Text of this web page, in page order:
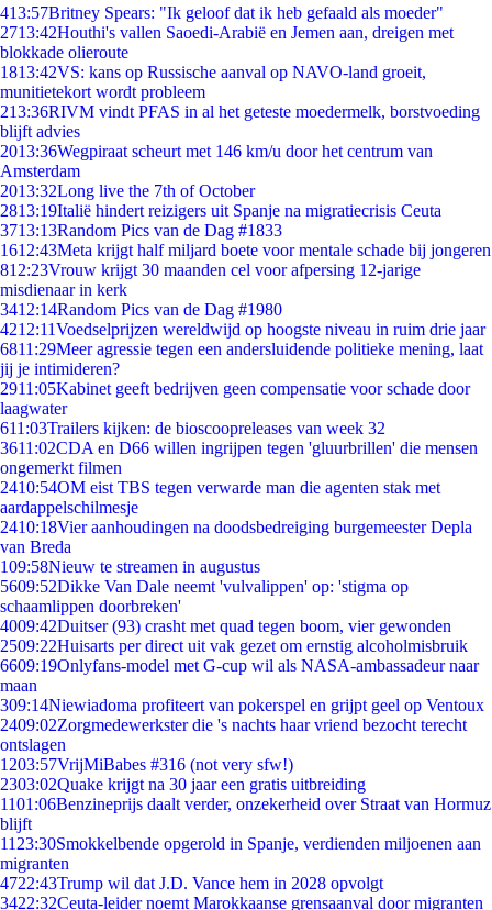
413:57Britney Spears: "Ik geloof dat ik heb gefaald als moeder"
2713:42Houthi's vallen Saoedi-Arabië en Jemen aan, dreigen met
blokkade olieroute
1813:42VS: kans op Russische aanval op NAVO-land groeit,
munitietekort wordt probleem
213:36RIVM vindt PFAS in al het geteste moedermelk, borstvoeding
blijft advies
2013:36Wegpiraat scheurt met 146 km/u door het centrum van
Amsterdam
2013:32Long live the 7th of October
2813:19Italië hindert reizigers uit Spanje na migratiecrisis Ceuta
3713:13Random Pics van de Dag #1833
1612:43Meta krijgt half miljard boete voor mentale schade bij jongeren
812:23Vrouw krijgt 30 maanden cel voor afpersing 12-jarige
misdienaar in kerk
3412:14Random Pics van de Dag #1980
4212:11Voedselprijzen wereldwijd op hoogste niveau in ruim drie jaar
6811:29Meer agressie tegen een andersluidende politieke mening, laat
jij je intimideren?
2911:05Kabinet geeft bedrijven geen compensatie voor schade door
laagwater
611:03Trailers kijken: de bioscoopreleases van week 32
3611:02CDA en D66 willen ingrijpen tegen 'gluurbrillen' die mensen
ongemerkt filmen
2410:54OM eist TBS tegen verwarde man die agenten stak met
aardappelschilmesje
2410:18Vier aanhoudingen na doodsbedreiging burgemeester Depla
van Breda
109:58Nieuw te streamen in augustus
5609:52Dikke Van Dale neemt 'vulvalippen' op: 'stigma op
schaamlippen doorbreken'
4009:42Duitser (93) crasht met quad tegen boom, vier gewonden
2509:22Huisarts per direct uit vak gezet om ernstig alcoholmisbruik
6609:19Onlyfans-model met G-cup wil als NASA-ambassadeur naar
maan
309:14Niewiadoma profiteert van pokerspel en grijpt geel op Ventoux
2409:02Zorgmedewerkster die 's nachts haar vriend bezocht terecht
ontslagen
1203:57VrijMiBabes #316 (not very sfw!)
2303:02Quake krijgt na 30 jaar een gratis uitbreiding
1101:06Benzineprijs daalt verder, onzekerheid over Straat van Hormuz
blijft
11 23:30Smokkelbende opgerold in Spanje, verdienden miljoenen aan
migranten
4722:43Trump wil dat J.D. Vance hem in 2028 opvolgt
3422:32Ceuta-leider noemt Marokkaanse grensaanval door migranten